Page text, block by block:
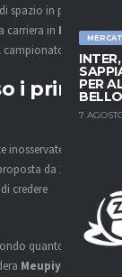
PER
7
spazio in prima
carriera in Liga
i primi
Il
da 12
credere
quanto
Meupiyou